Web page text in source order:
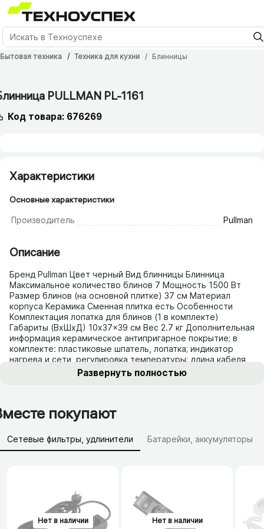
Бытовая техника Техника для кухни Блинницы
PULLMAN PL-1161
Код товара: 676269
Характеристики
Основные характеристики
Производитель Pullman
Описание
Бренд Pullman Цвет чeрный Вид блинницы Блинница
Максимальное количество блинов 7 Мощность 1500 Вт
Размер блинов (на основной плитке) 37 см Материал
корпуса Керамика Сменная плитка есть Особенности
Комплектация лопатка для блинов (1 в комплекте)
Габариты (ВхШхД) 10x37x39 см Вес 2.7 кг Дополнительная
информация керамическое антипригарное покрытие; в
комплекте: пластиковые шпатель, лопатка; индикатор
нагрева и сети, регулировка температуры; длина кабеля
Развернуть полностью
покупают
Сетевые фильтры, удлинители Батарейки, аккумуляторы